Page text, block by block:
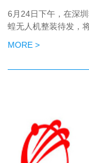
6月24日下午，在深
蝗无人机整装待发，
MORE >